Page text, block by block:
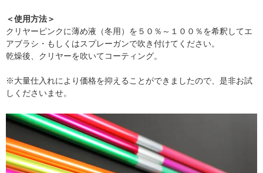
＜使用方法＞
クリヤーピンクに薄め液（冬用）を５０％～１００％を希釈してエ
アブラシ・もしくはスプレーガンで吹き付けてください。
乾燥後、クリヤーを吹いてコーティング。
※大量仕入れにより価格を抑えることができましたので、是非お試
しくださいませ。